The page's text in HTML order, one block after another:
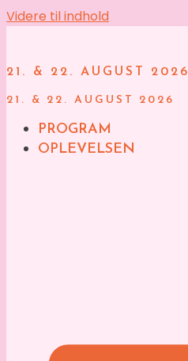
Videre til indhold
21. & 22. AUGUST 2026
21. & 22. AUGUST 2026
PROGRAM
OPLEVELSEN